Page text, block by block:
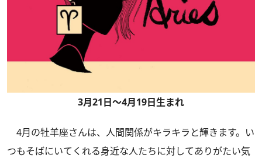
3月21日～4月19日生まれ
4月の牡羊座さんは、人間関係がキラキラと輝きます。い
つもそばにいてくれる身近な人たちに対してありがたい気